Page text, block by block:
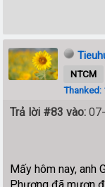
NTCM
Trả lời #83 vào:
Mấy hôm nay, anh
Phương đã mượn